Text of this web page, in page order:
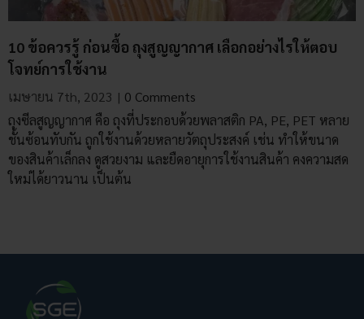
10 ข้อควรรู้ ก่อนซื้อ ถุงสูญญากาศ เลือกอย่างไรให้ตอบ
โจทย์การใช้งาน
เมษายน 7th, 2023 | 0 Comments
ถุงซีลสูญญากาศ คือ ถุงที่ประกอบด้วยพลาสติก PA, PE, PET หลาย
ชั้นซ้อนทับกัน ถูกใช้งานด้วยหลายวัตถุประสงค์ เช่น ทำให้ขนาด
ของสินค้าเล็กลง ดูสวยงาม และยืดอายุการใช้งานสินค้า คงความสด
ใหม่ได้ยาวนาน เป็นต้น